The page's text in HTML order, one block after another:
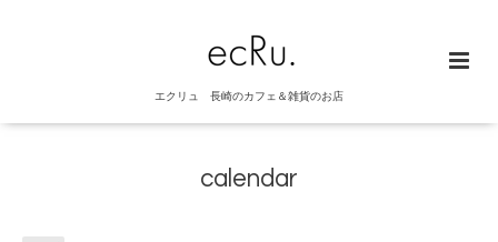
エクリュ 長崎のカフェ＆雑貨のお店
calendar